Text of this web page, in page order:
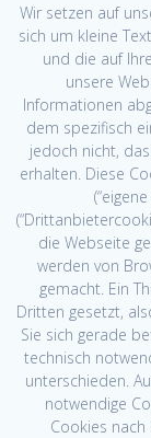
Wir setzen auf
sich um kleine
und die auf
unsere
Informationen
dem spezifisch
jedoch nicht,
erhalten. Diese
die Webseite
werden von
gemacht. Ein
Dritten gesetzt,
Sie sich gerade
technisch
unterschieden.
notwendige
Cookies